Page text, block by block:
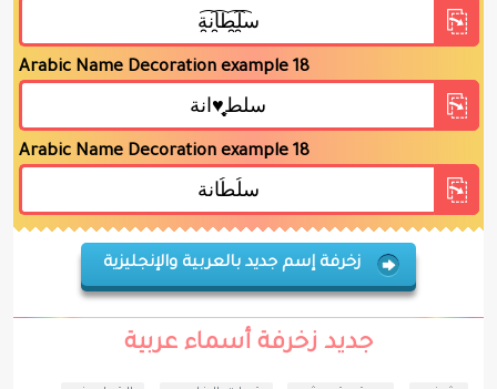
Arabic Name Decoration example 18
Arabic Name Decoration example 18
زخرفة إسم جديد بالعربية والإنجليزية
جديد زخرفة أسماء عربية